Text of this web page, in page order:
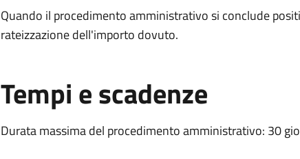
Quando il procedimento amministrativo si conclude
rateizzazione dell'importo dovuto.
Tempi e scadenze
Durata massima del procedimento amministrativo: 30